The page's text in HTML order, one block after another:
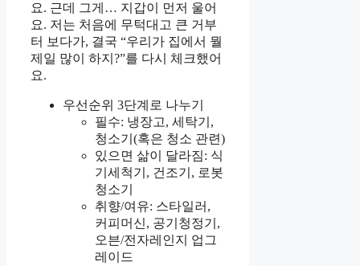
요. 근데 그게… 지갑이 먼저 울어
요. 저는 처음에 무턱대고 큰 거부
터 보다가, 결국 “우리가 집에서 뭘
제일 많이 하지?”를 다시 체크했어
요.
우선순위 3단계로 나누기
필수: 냉장고, 세탁기,
청소기(혹은 청소 관련)
있으면 삶이 달라짐: 식
기세척기, 건조기, 로봇
청소기
취향/여유: 스타일러,
커피머신, 공기청정기,
오븐/전자레인지 업그
레이드